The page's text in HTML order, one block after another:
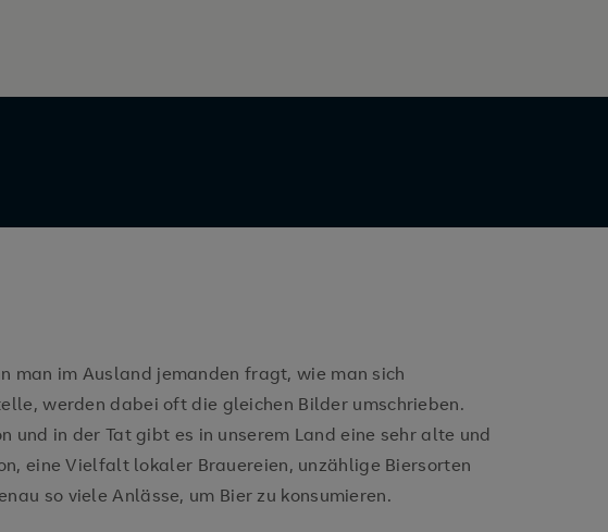
man im Ausland jemanden fragt, wie man sich
werden dabei oft die gleichen Bilder umschrieben.
und in der Tat gibt es in unserem Land eine sehr alte und
eine Vielfalt lokaler Brauereien, unzählige Biersorten
so viele Anlässe, um Bier zu konsumieren.